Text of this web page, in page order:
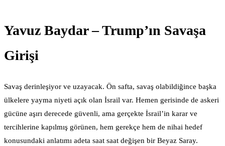
Yavuz Baydar – Trump’ın Savaşa
Girişi
Savaş derinleşiyor ve uzayacak. Ön safta, savaş olabildiğince başka
ülkelere yayma niyeti açık olan İsrail var. Hemen gerisinde de askeri
gücüne aşırı derecede güvenli, ama gerçekte İsrail’in karar ve
tercihlerine kapılmış görünen, hem gerekçe hem de nihai hedef
konusundaki anlatımı adeta saat saat değişen bir Beyaz Saray.